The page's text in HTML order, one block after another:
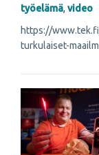
työelämä, video
https://
turkulaiset-